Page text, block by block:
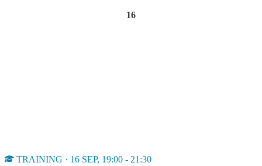
16
TRAINING · 16 SEP, 19:00 - 21:30